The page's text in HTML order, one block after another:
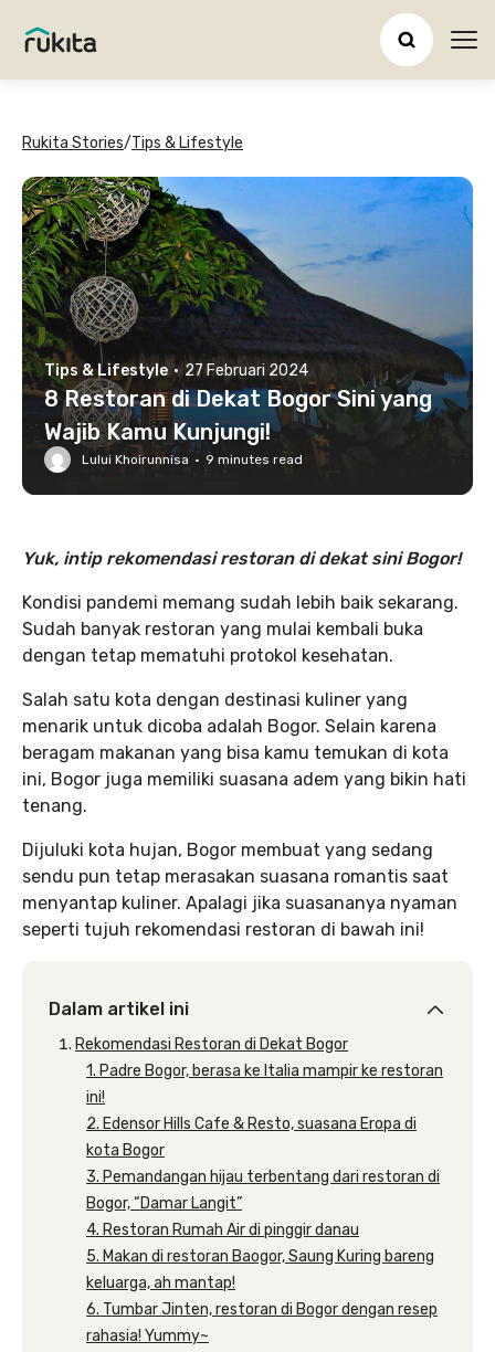
Rukita Stories/Tips & Lifestyle
Tips & Lifestyle · 27 Februari 2024
8 Restoran di Dekat Bogor Sini yang
Wajib Kamu Kunjungi!
Lului Khoirunnisa · 9 minutes read
Yuk, intip rekomendasi restoran di dekat sini Bogor!
Kondisi pandemi memang sudah lebih baik sekarang.
Sudah banyak restoran yang mulai kembali buka
dengan tetap mematuhi protokol kesehatan.
Salah satu kota dengan destinasi kuliner yang
menarik untuk dicoba adalah Bogor. Selain karena
beragam makanan yang bisa kamu temukan di kota
ini, Bogor juga memiliki suasana adem yang bikin hati
tenang.
Dijuluki kota hujan, Bogor membuat yang sedang
sendu pun tetap merasakan suasana romantis saat
menyantap kuliner. Apalagi jika suasananya nyaman
seperti tujuh rekomendasi restoran di bawah ini!
Dalam artikel ini
Rekomendasi Restoran di Dekat Bogor
1. Padre Bogor, berasa ke Italia mampir ke restoran
ini!
2. Edensor Hills Cafe & Resto, suasana Eropa di
kota Bogor
3. Pemandangan hijau terbentang dari restoran di
Bogor, “Damar Langit”
4. Restoran Rumah Air di pinggir danau
5. Makan di restoran Baogor, Saung Kuring bareng
keluarga, ah mantap!
6. Tumbar Jinten, restoran di Bogor dengan resep
rahasia! Yummy~